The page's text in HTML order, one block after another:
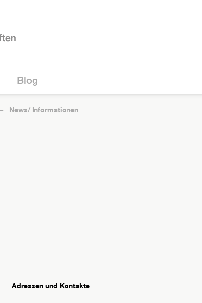
Blog
News/ Informationen
Adressen und Kontakte